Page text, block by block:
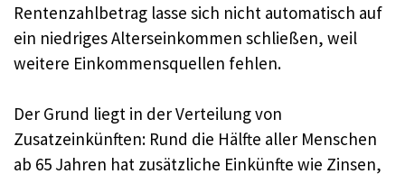
Rentenzahlbetrag lasse sich nicht automatisch auf
ein niedriges Alterseinkommen schließen, weil
weitere Einkommensquellen fehlen.
Der Grund liegt in der Verteilung von
Zusatzeinkünften: Rund die Hälfte aller Menschen
ab 65 Jahren hat zusätzliche Einkünfte wie Zinsen,